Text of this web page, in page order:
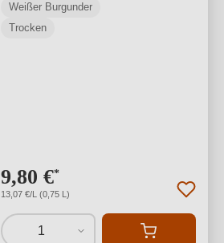
Weißer Burgunder
Trocken
9,80 €*
13,07 €/L (0,75 L)
1